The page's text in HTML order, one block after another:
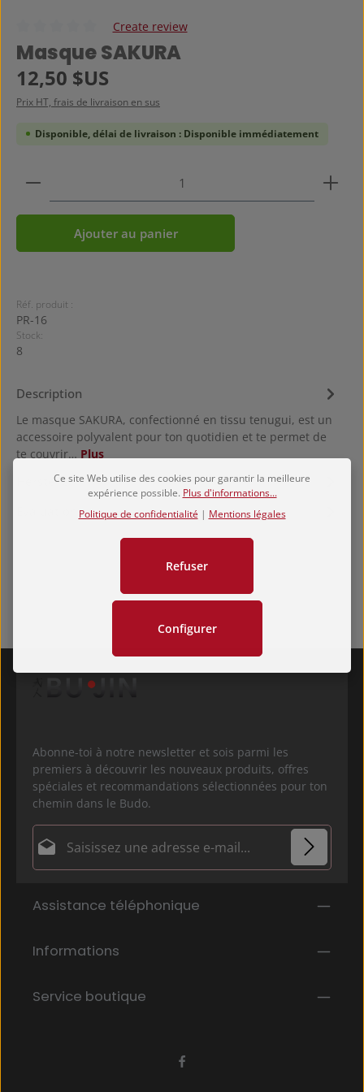
Note moyenne de 0 sur 5 étoiles
Create review
Masque SAKURA
Prix régulier :
12,50 $US
Prix HT, frais de livraison en sus
Disponible, délai de livraison : Disponible immédiatement
Quantité de produit : Entrez la quantité
Ajouter au panier
Réf. produit :
PR-16
Stock:
8
Description
Le masque SAKURA, confectionné en tissu tenugui, est un
accessoire polyvalent pour ton quotidien et te permet de
te couvrir… Plus
Hersteller
Évaluations
Abonne-toi à notre newsletter et sois parmi les
premiers à découvrir les nouveaux produits, offres
spéciales et recommandations sélectionnées pour ton
chemin dans le Budo.
Adresse e-mail*
En sélectionnant Continuer, vous confirmez que
informations sur la protection des données
vous avez accepté nos
Les champs marqués d'un astérisque (*) sont
obligatoires.
Assistance téléphonique
Informations
Service boutique
Ce site Web utilise des cookies pour garantir la meilleure
expérience possible. Plus d'informations...
Politique de confidentialité | Mentions légales
Refuser
Configurer